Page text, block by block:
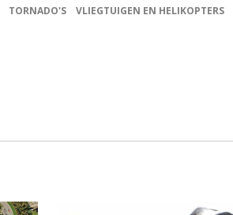
TORNADO'S VLIEGTUIGEN EN HELIKOPTERS